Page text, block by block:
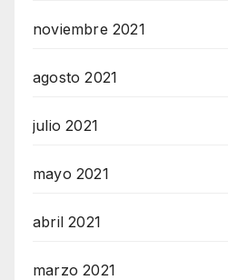
noviembre 2021
agosto 2021
julio 2021
mayo 2021
abril 2021
marzo 2021